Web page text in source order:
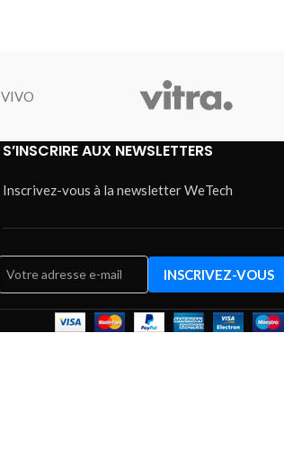
VIVO
S’INSCRIRE AUX NEWSLETTERS
Inscrivez-vous à la newsletter WeTech